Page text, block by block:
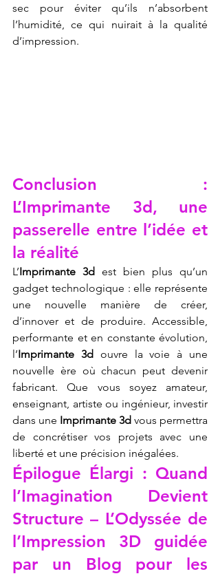
sec pour éviter qu’ils n’absorbent
l’humidité, ce qui nuirait à la qualité
d’impression.
Conclusion :
L’Imprimante 3d, une
passerelle entre l’idée et
la réalité
L’Imprimante 3d
est bien plus qu’un
gadget technologique : elle représente
une nouvelle manière de créer,
d’innover et de produire. Accessible,
performante et en constante évolution,
l’Imprimante 3d ouvre la voie à une
nouvelle ère où chacun peut devenir
fabricant. Que vous soyez amateur,
enseignant, artiste ou ingénieur, investir
dans une Imprimante 3d vous permettra
de concrétiser vos projets avec une
liberté et une précision inégalées.
Épilogue Élargi : Quand
l’Imagination Devient
Structure – L’Odyssée de
l’Impression 3D guidée
par un Blog pour les